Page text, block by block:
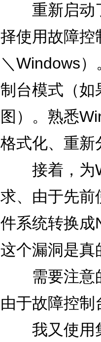
重新启动了
择使用故障控
＼Windows
制台模式（如
图）。熟悉
格式化、重新
接着，为
求、由于先前
件系统转换成
这个漏洞是真
需要注意的
由于故障控
我又使用集